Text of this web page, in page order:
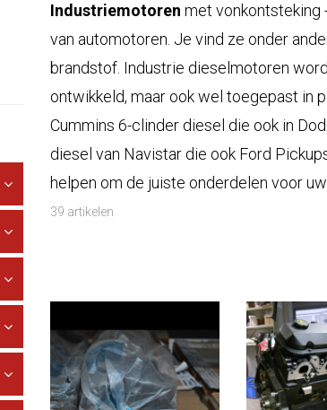
Industriemotoren met vonkontsteking
van automotoren. Je vind ze onder
brandstof. Industrie dieselmotoren
ontwikkeld, maar ook wel toegepast in
Cummins 6-clinder diesel die ook in
diesel van Navistar die ook Ford
helpen om de juiste onderdelen voor
39 artikelen